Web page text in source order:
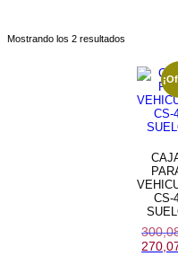
Mostrando los 2 resultados
bajo
CS-